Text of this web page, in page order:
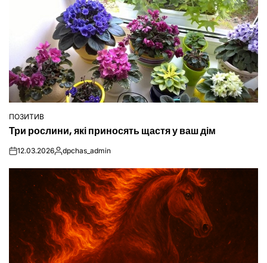
ОПУБЛІКУВАТИ
ПОЗИТИВ
Три рослини, які приносять щастя у ваш дім
on12.03.2026Опубліковано
dpchas_admin